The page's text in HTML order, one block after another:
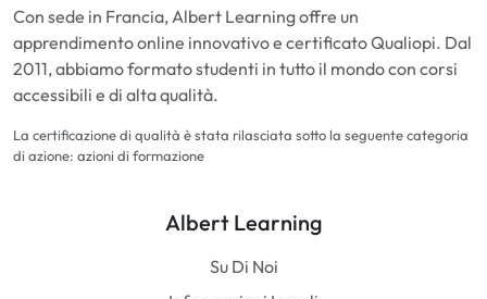
Con sede in Francia, Albert Learning offre un
apprendimento online innovativo e certificato Qualiopi. Dal
2011, abbiamo formato studenti in tutto il mondo con corsi
accessibili e di alta qualità.
La certificazione di qualità è stata rilasciata sotto la seguente categoria
di azione: azioni di formazione
Albert Learning
Su Di Noi